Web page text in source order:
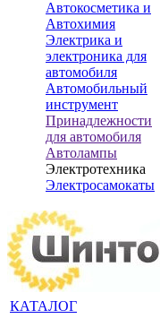
Автокосметика и
Автохимия
Электрика и
электроника для
автомобиля
Автомобильный
инструмент
Принадлежности
для автомобиля
Автолампы
Электротехника
Электросамокаты
КАТАЛОГ